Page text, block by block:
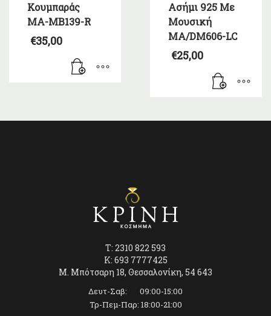
Κουμπαράς
MA-MB139-R
€35,00
Ασήμι 925 Με
Μουσική
MA/DM606-LC
€25,00
T: 2310 822 593
K: 693 7777425
Μ. Μπότσαρη 18, Θεσσαλονίκη, 54 643
Δευτ-Σαβ: 09:00-15:00
Τρ-Πεμ-Παρ: 18:00-21:00